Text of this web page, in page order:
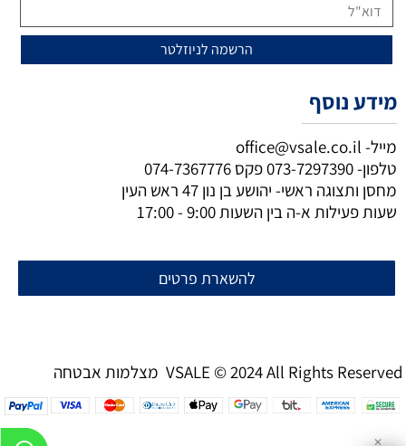
מידע נוסף
מייל- office@vsale.co.il
טלפון-073-7297390פקס 074-7367776
מחסן ותצוגה ראשי- יהושע בן נון 47 ראש העין
שעות פעילות א-ה בין השעות 9:00 - 17:00
להשארת פרטים
מצלמות אבטחה VSALE © 2024 All Rights Reserved
✕